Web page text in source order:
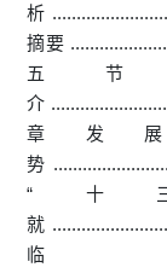
析
摘要
五
介
章发
势
“十
就